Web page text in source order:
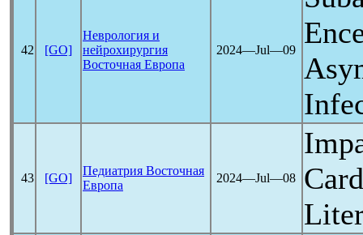
42 [GO]
Неврология и
нейрохирургия
Восточная Европа
2024―Jul―09
43 [GO]
Педиатрия Восточная
Европа
2024―Jul―08